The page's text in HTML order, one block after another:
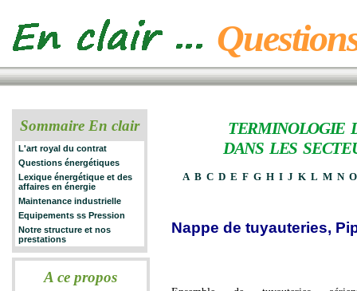
Sommaire En clair
L'art royal du contrat
Questions énergétiques
Lexique énergétique et des
affaires en énergie
Maintenance industrielle
Equipements ss Pression
Notre structure et nos
prestations
A ce propos
TERMINOLOGIE
DANS LES
A B C D E F G H I J K L M N
Nappe de tuyauteries,